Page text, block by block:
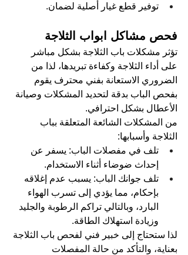
توفير قطع غيار أصلية لضمان.
فحص مشاكل ابواب الثلاجة
تؤثر مشكلات باب الثلاجة بشكل مباشر
على أداء الثلاجة وكفاءة تبريدها، لذا من
الضروري الاستعانة بفني محترف يقوم
بفحص الباب بدقة لتحديد المشكلات وصيانة
الأعطال بشكل احترافي.
من المشكلات الشائعة المتعلقة بباب
الثلاجة وأسبابها:
تلف في مفصلات الباب: يسفر عن
إحداث ضوضاء أثناء الاستخدام.
تلف جوانك الباب: يسبب عدم إغلاقه
بإحكام، مما يؤدي إلى تسرب الهواء
البارد، وبالتالي تراكم الرطوبة والجليد
وزيادة استهلاك الطاقة.
لذا ستحتاج إلى خبير فني لفحص باب الثلاجة
بعناية، والتأكد من حالة المفصلات